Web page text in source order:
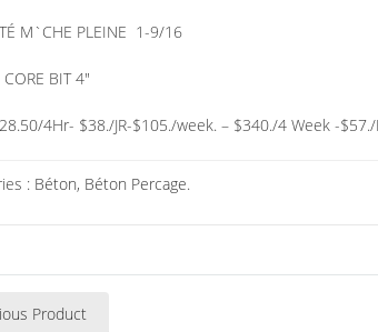
M`CHE PLEINE 1-9/16
BIT 4″
4Hr- $38./JR-$105./week. – $340./4 Week -$57./
: Béton, Béton Percage.
Product